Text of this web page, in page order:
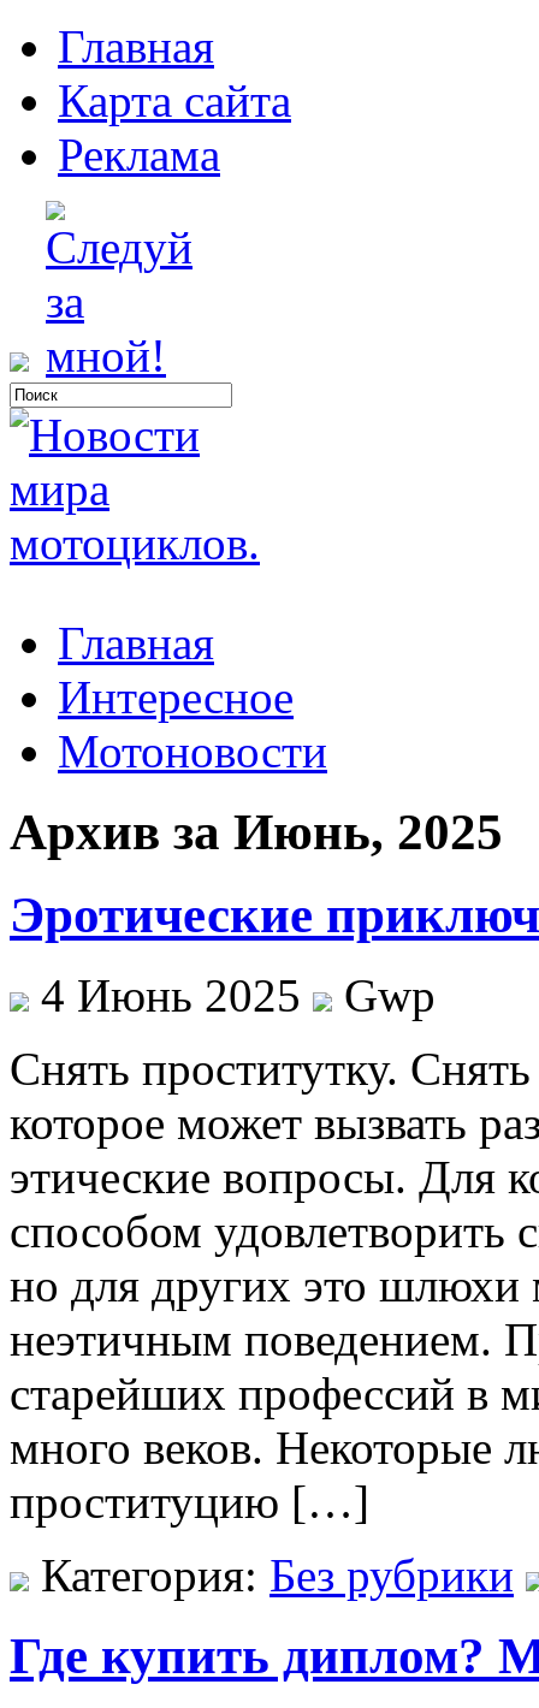
Главная
Карта сайта
Реклама
Главная
Интересное
Мотоновости
Архив за Июнь, 2025
Эротические
4 Июнь 2025
Gwp
Снять прoститутку.
которое может вызвать
этические вопросы. Для
способом удовлетворить
но для других это
неэтичным поведением.
старейших профессий в
много веков. Некоторые
проституцию […]
Категория: Без рубрики
Где купить диплом?